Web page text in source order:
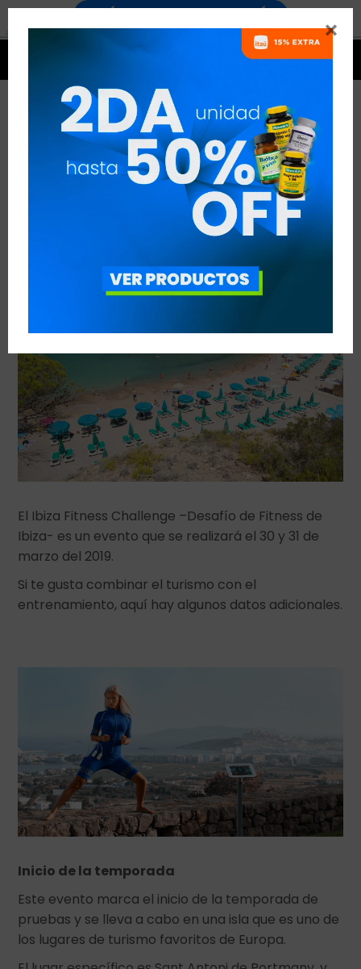

IBIZA FITNESS CHALLENGE
VER TODAS LAS ENTRADAS
EntrenamientoNoticias
El Ibiza Fitness Challenge –Desafío de Fitness de
Ibiza- es un evento que se realizará el 30 y 31 de
marzo del 2019.
Si te gusta combinar el turismo con el
entrenamiento, aquí hay algunos datos adicionales.
Inicio de la temporada
Este evento marca el inicio de la temporada de
pruebas y se lleva a cabo en una isla que es uno de
los lugares de turismo favoritos de Europa.